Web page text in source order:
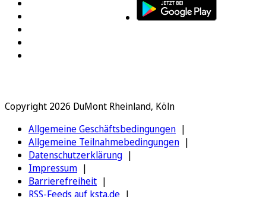
Copyright 2026 DuMont Rheinland, Köln
Allgemeine Geschäftsbedingungen
Allgemeine Teilnahmebedingungen
Datenschutzerklärung
Impressum
Barrierefreiheit
RSS-Feeds auf ksta.de